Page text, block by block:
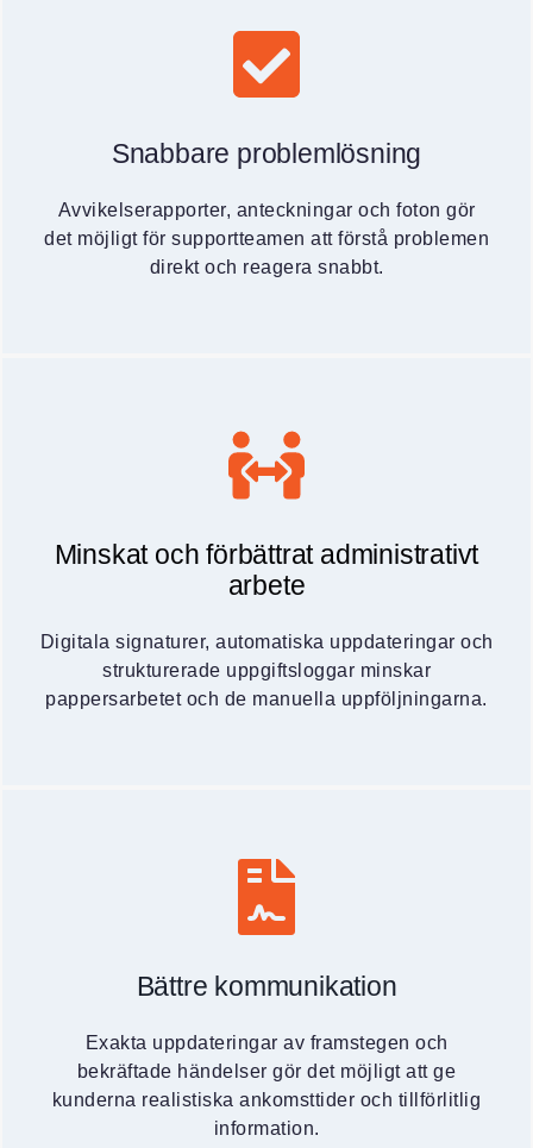
Snabbare problemlösning
Avvikelserapporter, anteckningar och foton gör
det möjligt för supportteamen att förstå problemen
direkt och reagera snabbt.
Minskat och förbättrat administrativt
arbete
Digitala signaturer, automatiska uppdateringar och
strukturerade uppgiftsloggar minskar
pappersarbetet och de manuella uppföljningarna.
Bättre kommunikation
Exakta uppdateringar av framstegen och
bekräftade händelser gör det möjligt att ge
kunderna realistiska ankomsttider och tillförlitlig
information.